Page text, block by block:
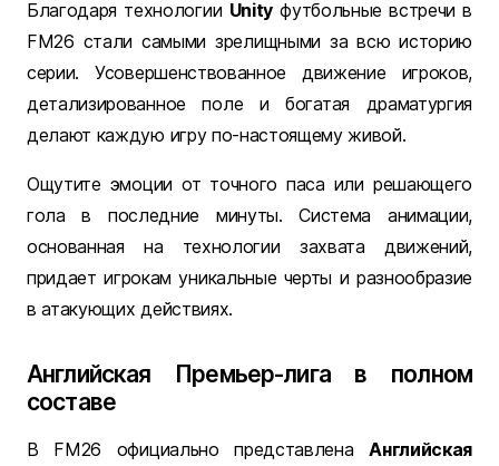
Благодаря технологии Unityфутбольные встречи в
FM26 стали самыми зрелищными за всю историю
серии. Усовершенствованное движение игроков,
детализированное поле и богатая драматургия
делают каждую игру по-настоящему живой.
Ощутите эмоции от точного паса или решающего
гола в последние минуты. Система анимации,
основанная на технологии захвата движений,
придает игрокам уникальные черты и разнообразие
в атакующих действиях.
Английская Премьер-лига в полном
составе
В FM26 официально представленаАнглийская